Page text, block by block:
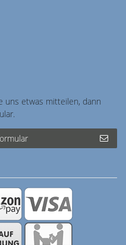
uns etwas mitteilen, dann